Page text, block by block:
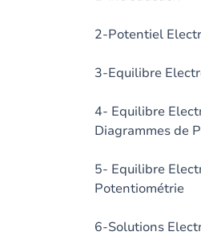
2-Potentiel
3-Equilibre
4- Equilibre
Diagrammes de
5- Equilibre
Potentiométrie
6-Solutions